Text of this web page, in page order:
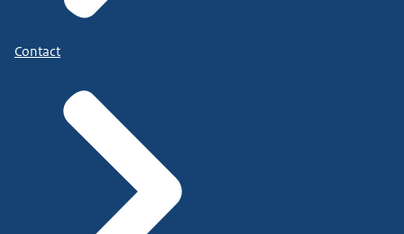
Contact